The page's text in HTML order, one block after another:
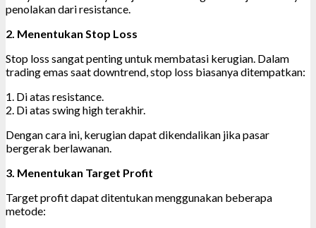
penolakan dari resistance.
2. Menentukan Stop Loss
Stop loss sangat penting untuk membatasi kerugian. Dalam
trading emas saat downtrend, stop loss biasanya ditempatkan:
1. Di atas resistance.
2. Di atas swing high terakhir.
Dengan cara ini, kerugian dapat dikendalikan jika pasar
bergerak berlawanan.
3. Menentukan Target Profit
Target profit dapat ditentukan menggunakan beberapa
metode: